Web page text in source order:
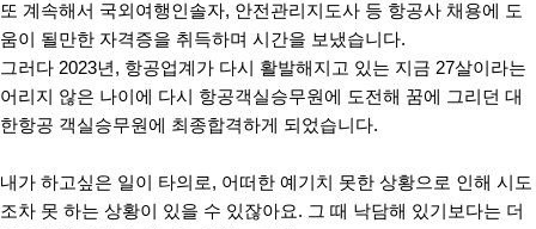
또 계속해서 국외여행인솔자, 안전관리지도사 등 항공사 채용에 도
움이 될만한 자격증을 취득하며 시간을 보냈습니다.
그러다 2023년, 항공업계가 다시 활발해지고 있는 지금 27살이라는
어리지 않은 나이에 다시 항공객실승무원에 도전해 꿈에 그리던 대
한항공 객실승무원에 최종합격하게 되었습니다.
내가 하고싶은 일이 타의로, 어떠한 예기치 못한 상황으로 인해 시도
조차 못 하는 상황이 있을 수 있잖아요. 그 때 낙담해 있기보다는 더